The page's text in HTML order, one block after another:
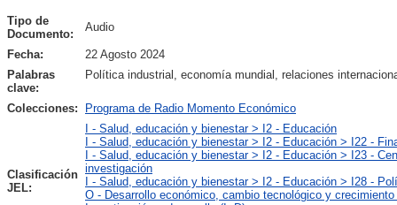
Tipo de
Documento:
Audio
Fecha:
22 Agosto 2024
Palabras
clave:
Política industrial, economía mundial, relaciones
Colecciones: Programa de Radio Momento Económico
Clasificación
JEL:
I - Salud, educación y bienestar > I2 - Educación
I - Salud, educación y bienestar > I2 - Educación > I22 -
I - Salud, educación y bienestar > I2 - Educación > I23 -
investigación
I - Salud, educación y bienestar > I2 - Educación > I28 -
O - Desarrollo económico, cambio tecnológico y